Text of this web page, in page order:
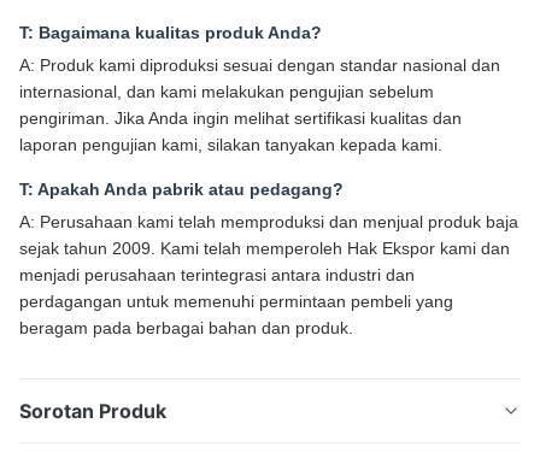
T: Bagaimana kualitas produk Anda?
A: Produk kami diproduksi sesuai dengan standar nasional dan
internasional, dan kami melakukan pengujian sebelum
pengiriman. Jika Anda ingin melihat sertifikasi kualitas dan
laporan pengujian kami, silakan tanyakan kepada kami.
T: Apakah Anda pabrik atau pedagang?
A: Perusahaan kami telah memproduksi dan menjual produk baja
sejak tahun 2009. Kami telah memperoleh Hak Ekspor kami dan
menjadi perusahaan terintegrasi antara industri dan
perdagangan untuk memenuhi permintaan pembeli yang
beragam pada berbagai bahan dan produk.
Sorotan Produk